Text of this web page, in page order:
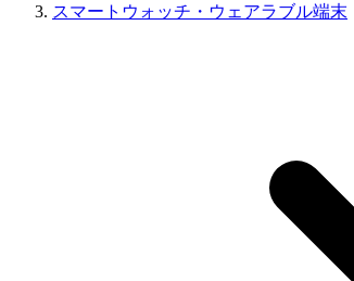
スマートウォッチ・ウェアラブル端末